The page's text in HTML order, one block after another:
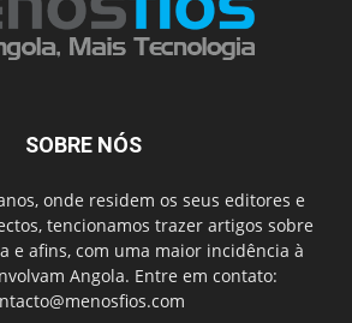
SOBRE NÓS
onde residem os seus editores e
tencionamos trazer artigos sobre
e afins, com uma maior incidência à
Angola. Entre em contato: